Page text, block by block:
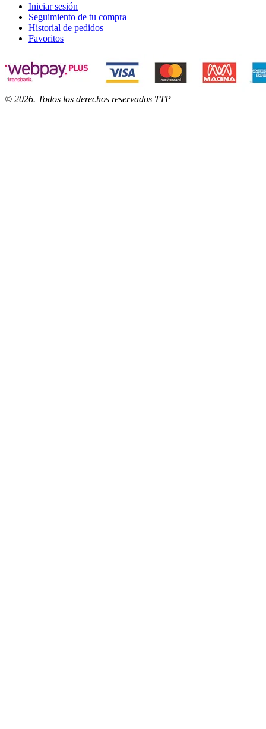
Iniciar sesión
Seguimiento de tu compra
Historial de pedidos
Favoritos
© 2026. Todos los derechos reservados TTP